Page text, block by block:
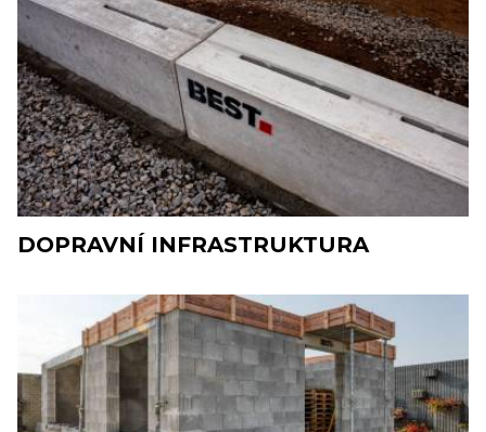
DOPRAVNÍ INFRASTRUKTURA